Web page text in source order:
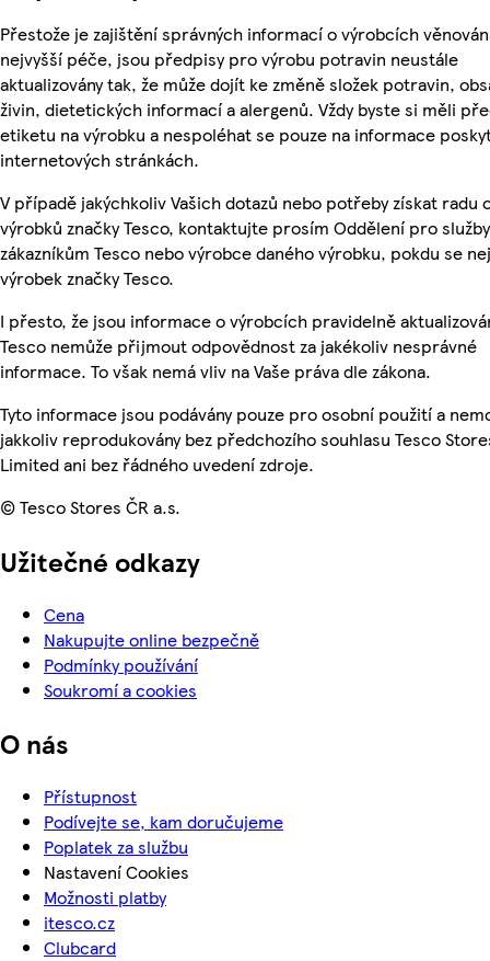
Přestože je zajištění správných informací o výrobcích
nejvyšší péče, jsou předpisy pro výrobu potravin neustále
aktualizovány tak, že může dojít ke změně složek potravin,
živin, dietetických informací a alergenů. Vždy byste si měli
etiketu na výrobku a nespoléhat se pouze na informace
internetových stránkách.
V případě jakýchkoliv Vašich dotazů nebo potřeby získat radu
výrobků značky Tesco, kontaktujte prosím Oddělení pro služby
zákazníkům Tesco nebo výrobce daného výrobku, pokdu se
výrobek značky Tesco.
I přesto, že jsou informace o výrobcích pravidelně
Tesco nemůže přijmout odpovědnost za jakékoliv nesprávné
informace. To však nemá vliv na Vaše práva dle zákona.
Tyto informace jsou podávány pouze pro osobní použití a
jakkoliv reprodukovány bez předchozího souhlasu Tesco
Limited ani bez řádného uvedení zdroje.
© Tesco Stores ČR a.s.
Užitečné odkazy
Cena
Nakupujte online bezpečně
Podmínky používání
Soukromí a cookies
O nás
Přístupnost
Podívejte se, kam doručujeme
Poplatek za službu
Nastavení Cookies
Možnosti platby
itesco.cz
Clubcard